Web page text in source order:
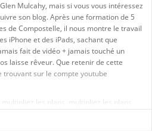
Mulcahy, mais si vous vous intéressez
son blog. Après une formation de 5
de Compostelle, il nous montre le travail
iPhone et des iPads, sachant que
fait de vidéo + jamais touché un
laisse rêveur. Que retenir de cette
trouvant sur le compte youtube
les plans, multipliez les plans,
: ne bougez pas le téléphone – cf la [...]